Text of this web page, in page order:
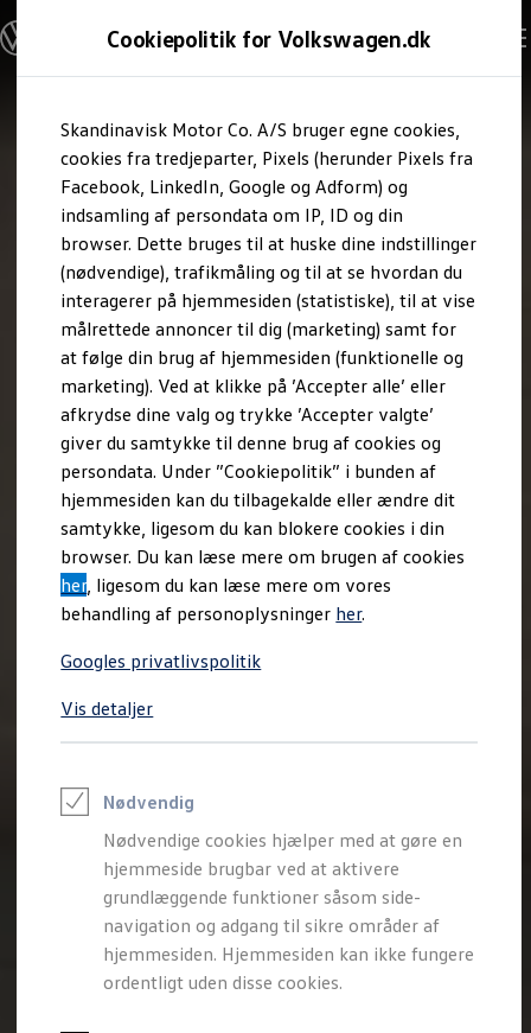
Cookiepolitik for Volkswagen.dk
Skandinavisk Motor Co. A/S bruger egne cookies,
cookies fra tredjeparter, Pixels (herunder Pixels fra
Facebook, LinkedIn, Google og Adform) og
indsamling af persondata om IP, ID og din
browser. Dette bruges til at huske dine indstillinger
(nødvendige), trafikmåling og til at se hvordan du
interagerer på hjemmesiden (statistiske), til at vise
målrettede annoncer til dig (marketing) samt for
at følge din brug af hjemmesiden (funktionelle og
marketing). Ved at klikke på ’Accepter alle’ eller
afkrydse dine valg og trykke ’Accepter valgte’
giver du samtykke til denne brug af cookies og
persondata. Under ”Cookiepolitik” i bunden af
hjemmesiden kan du tilbagekalde eller ændre dit
samtykke, ligesom du kan blokere cookies i din
browser. Du kan læse mere om brugen af cookies
her, ligesom du kan læse mere om vores
behandling af personoplysninger her.
Googles privatlivspolitik
Vis detaljer
Nødvendig
Nødvendige cookies hjælper med at gøre en
hjemmeside brugbar ved at aktivere
grundlæggende funktioner såsom side-
navigation og adgang til sikre områder af
hjemmesiden. Hjemmesiden kan ikke fungere
ordentligt uden disse cookies.
hovedindhold
footer
Modeller og konfigurator
Byg din Volkswagen
Alle modeller
Kend din Volkswagen
Erhvervsbiler
Værktøjskassen
ConnectedFleet
Service
California on Tour app
Elektriske biler
Elbiler
ID. Polo
ID. Cross
ID.3 Neo
ID.4
ID.5
ID.7
ID.7 Tourer
ID. Buzz
Konceptbiler
ID. EVERY1
ID. 2all & ID. GTI
Varebiler på el
Elektromobilitet i dagligdagen
Eldrevne modeller
ID. Buzz Cargo
Opladning og Rækkevidde
Opladning med Clever
Opladning med Clever - Erhvervsbiler
Udregn din rækkevidde
Lær din ID. at kende
Varmepumpe
Energieffektivitet
Teaser Battery Regulation
Software og konnektivitet
ID. Software 6.0
ID.- softwareversioner og opdateringer
Grænseflader til din ID.
Køb og leasing
Lagerbiler til hurtig levering